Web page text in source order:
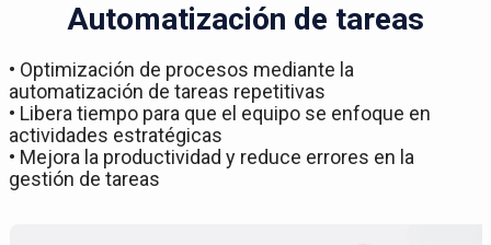
Automatización de tareas
• Optimización de procesos mediante la
automatización de tareas repetitivas
• Libera tiempo para que el equipo se enfoque en
actividades estratégicas
• Mejora la productividad y reduce errores en la
gestión de tareas